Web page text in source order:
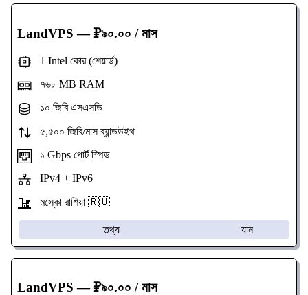
LandVPS — ₽৯০.০০ / মাস
1 Intel কোর (শেয়ার্ড)
৭৬৮ MB RAM
১০ জিবি এসএসডি
৫,৫০০ জিবি/মাস ব্যান্ডউইথ
১ Gbps পোর্ট স্পিড
IPv4 + IPv6
মস্কো রাশিয়া 🇷🇺
তথ্য যান
LandVPS — ₽৯০.০০ / মাস